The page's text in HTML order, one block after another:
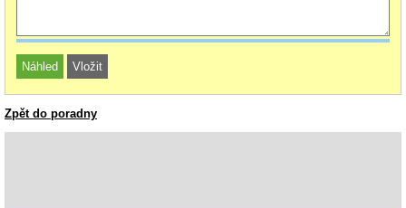
Zpět do poradny